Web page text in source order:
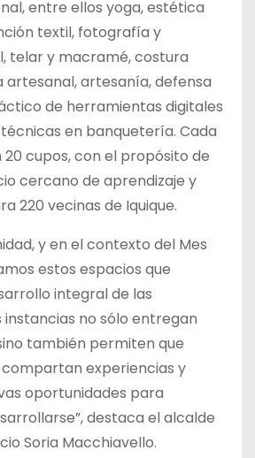
entre ellos yoga, estética
textil, fotografía y
telar y macramé, costura
artesanal, artesanía, defensa
de herramientas digitales
en banquetería. Cada
cupos, con el propósito de
cercano de aprendizaje y
220 vecinas de Iquique.
y en el contexto del Mes
estos espacios que
integral de las
instancias no sólo entregan
también permiten que
experiencias y
oportunidades para
destaca el alcalde
Soria Macchiavello.